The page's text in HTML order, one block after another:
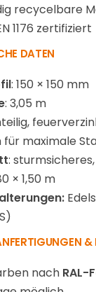
recycelbare
1176 zertifiziert
DATEN
: 150 × 150 mm
: 3,05 m
für maximale
:
× 1,50 m
&
nach RAL-